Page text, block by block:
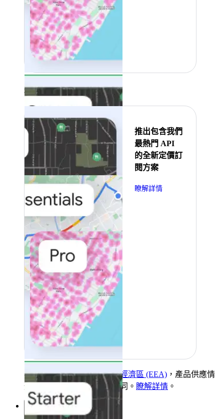
精選
推出包含我們
最熱門 API
的全新定價訂
閱方案
瞭解詳情
客戶的帳單地址若位於歐洲經濟區 (EEA) ，產品供應情
形、功能和條款可能有所不同。 瞭解詳情 。
解決方案